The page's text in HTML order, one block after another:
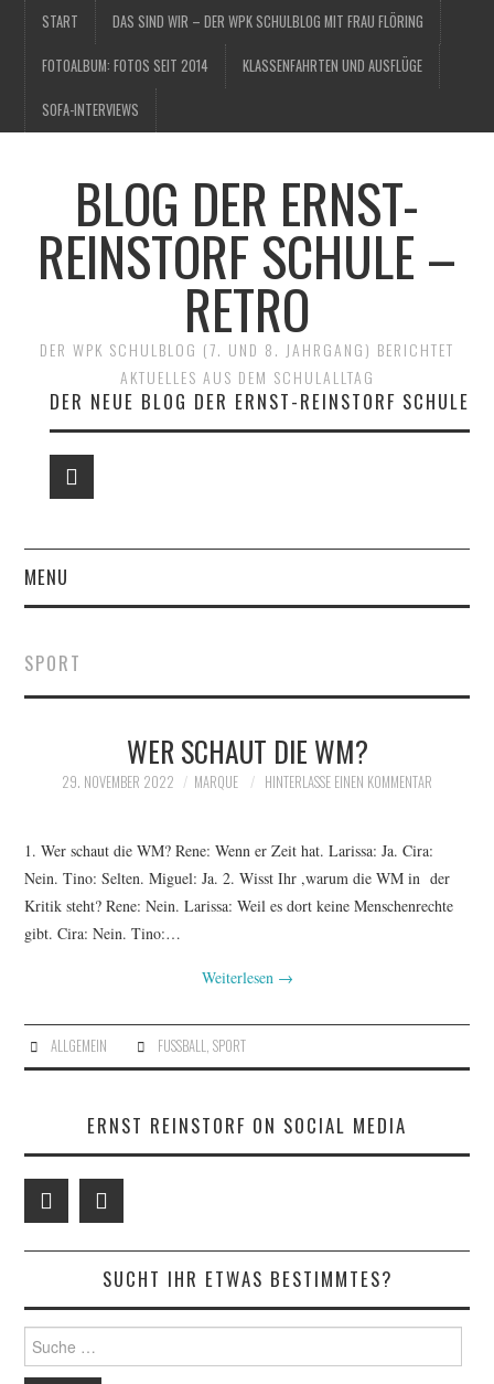
START DAS SIND WIR – DER WPK SCHULBLOG MIT FRAU FLÖRING
FOTOALBUM: FOTOS SEIT 2014 KLASSENFAHRTEN UND AUSFLÜGE
SOFA-INTERVIEWS
BLOG DER ERNST-
REINSTORF SCHULE –
RETRO
DER WPK SCHULBLOG (7. UND 8. JAHRGANG) BERICHTET
AKTUELLES AUS DEM SCHULALLTAG
DER NEUE BLOG DER ERNST-REINSTORF SCHULE
MENU
DAS SIND WIR – DER
WPK SCHULBLOG MIT
FOTOALBUM: FOTOS SEIT
2014
KLASSENFAHRTEN UND
AUSFLÜGE
SOFA-INTERVIEWS
SPORT
WER SCHAUT DIE WM?
29. NOVEMBER 2022 MARQUE HINTERLASSE EINEN KOMMENTAR
1. Wer schaut die WM? Rene: Wenn er Zeit hat. Larissa: Ja. Cira:
Nein. Tino: Selten. Miguel: Ja. 2. Wisst Ihr ,warum die WM in der
Kritik steht? Rene: Nein. Larissa: Weil es dort keine Menschenrechte
gibt. Cira: Nein. Tino:…
Weiterlesen →
ALLGEMEIN FUSSBALL SPORT
ERNST REINSTORF ON SOCIAL MEDIA
SUCHT IHR ETWAS BESTIMMTES?
nach: